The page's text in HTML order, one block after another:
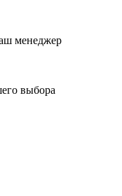
менеджер
выбора